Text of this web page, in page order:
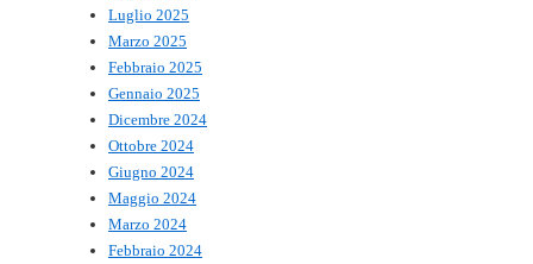
Luglio 2025
Marzo 2025
Febbraio 2025
Gennaio 2025
Dicembre 2024
Ottobre 2024
Giugno 2024
Maggio 2024
Marzo 2024
Febbraio 2024